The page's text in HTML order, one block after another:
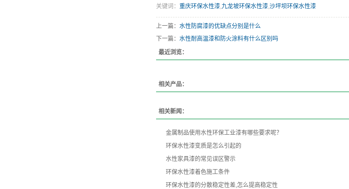
关键词： 重庆环保水性漆,九龙坡环保水性漆,沙坪坝环保水性漆
上一篇： 水性防腐漆的优缺点分别是什么
下一篇： 水性耐高温漆和防火涂料有什么区别吗
最近浏览：
相关产品：
相关新闻：
金属制品使用水性环保工业漆有哪些要求呢？
环保水性漆变质是怎么引起的
水性家具漆的常见误区警示
环保水性漆着色施工条件
环保水性漆的分散稳定性差,怎么提高稳定性